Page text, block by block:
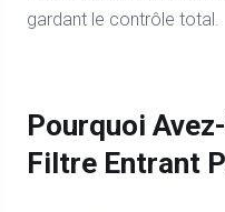
gardant le contrôle total.
Pourquoi
Filtre Entrant